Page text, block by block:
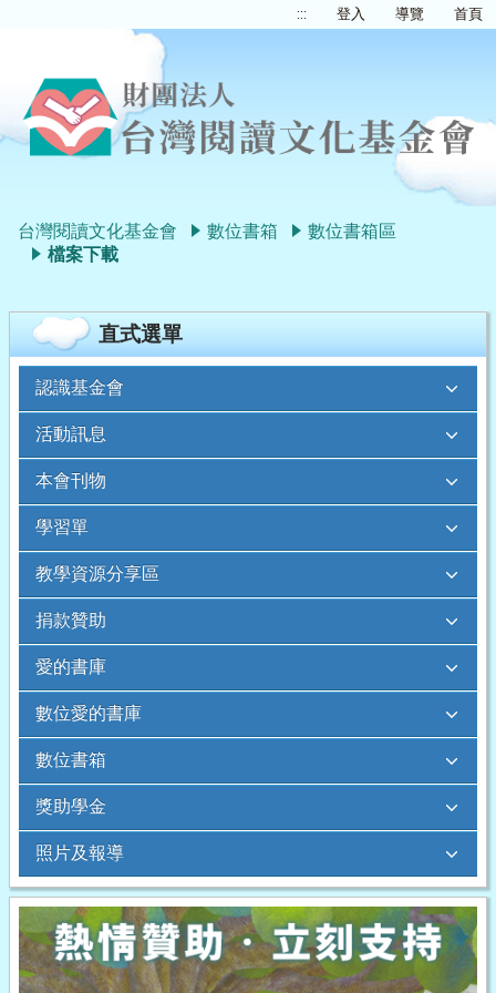
::: 登入 導覽 首頁
台灣閱讀文化基金會 數位書箱
數位書箱區
檔案下載
直式選單
認識基金會
活動訊息
本會刊物
學習單
教學資源分享區
捐款贊助
愛的書庫
數位愛的書庫
數位書箱
獎助學金
照片及報導